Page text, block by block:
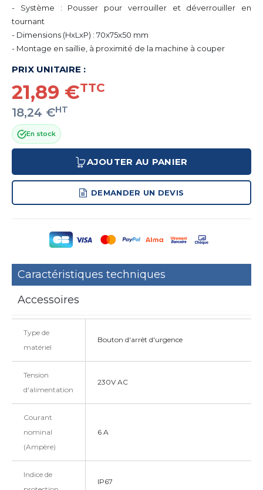
- Système : Pousser pour verrouiller et déverrouiller en
tournant
- Dimensions (HxLxP) : 70x75x50 mm
- Montage en saillie, à proximité de la machine à couper
PRIX UNITAIRE :
21,89 €TTC
18,24 €HT
En stock
AJOUTER AU PANIER
DEMANDER UN DEVIS
Caractéristiques techniques
Accessoires
Type de
matériel
Bouton d'arrêt d'urgence
Tension
d'alimentation
230V AC
Courant
nominal
(Ampère)
6 A
Indice de
IP67